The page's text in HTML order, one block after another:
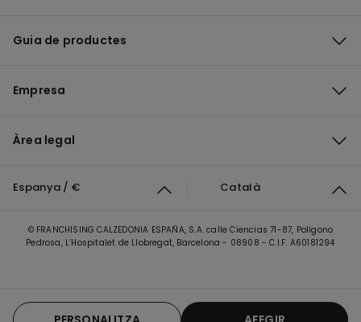
Guia de productes
Empresa
Àrea legal
Espanya / € Català
© FRANCHISING CALZEDONIA ESPAÑA, S.A. calle Ciencias 71-87, Polígono
Pedrosa, L’Hospitalet de Llobregat, Barcelona - 08908 - C.I.F. A60181294